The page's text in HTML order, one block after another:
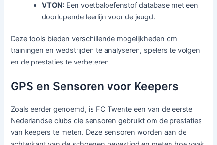
VTON: Een voetbaloefenstof database met een
doorlopende leerlijn voor de jeugd.
Deze tools bieden verschillende mogelijkheden om
trainingen en wedstrijden te analyseren, spelers te volgen
en de prestaties te verbeteren.
GPS en Sensoren voor Keepers
Zoals eerder genoemd, is FC Twente een van de eerste
Nederlandse clubs die sensoren gebruikt om de prestaties
van keepers te meten. Deze sensoren worden aan de